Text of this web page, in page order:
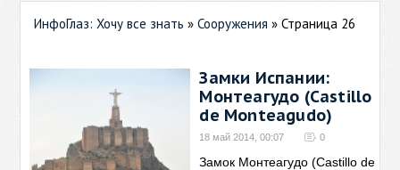
ИнфоГлаз: Хочу все знать »Сооружения » Страница 26
Замки Испании:
Монтеагудо (Castillo
de Monteagudo)
18 май 2014, 00:07 0
Замок Монтеагудо (Castillo de